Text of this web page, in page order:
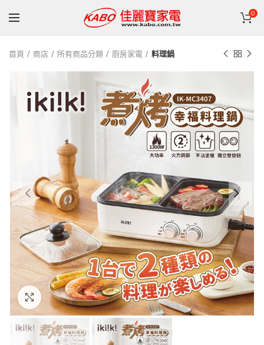
0
首頁 商店 所有商品分類 廚房家電 料理鍋
Click to enlarge